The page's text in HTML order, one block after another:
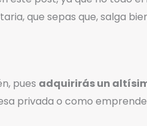
que sepas que, salga
pues adquirirás un
privada o como